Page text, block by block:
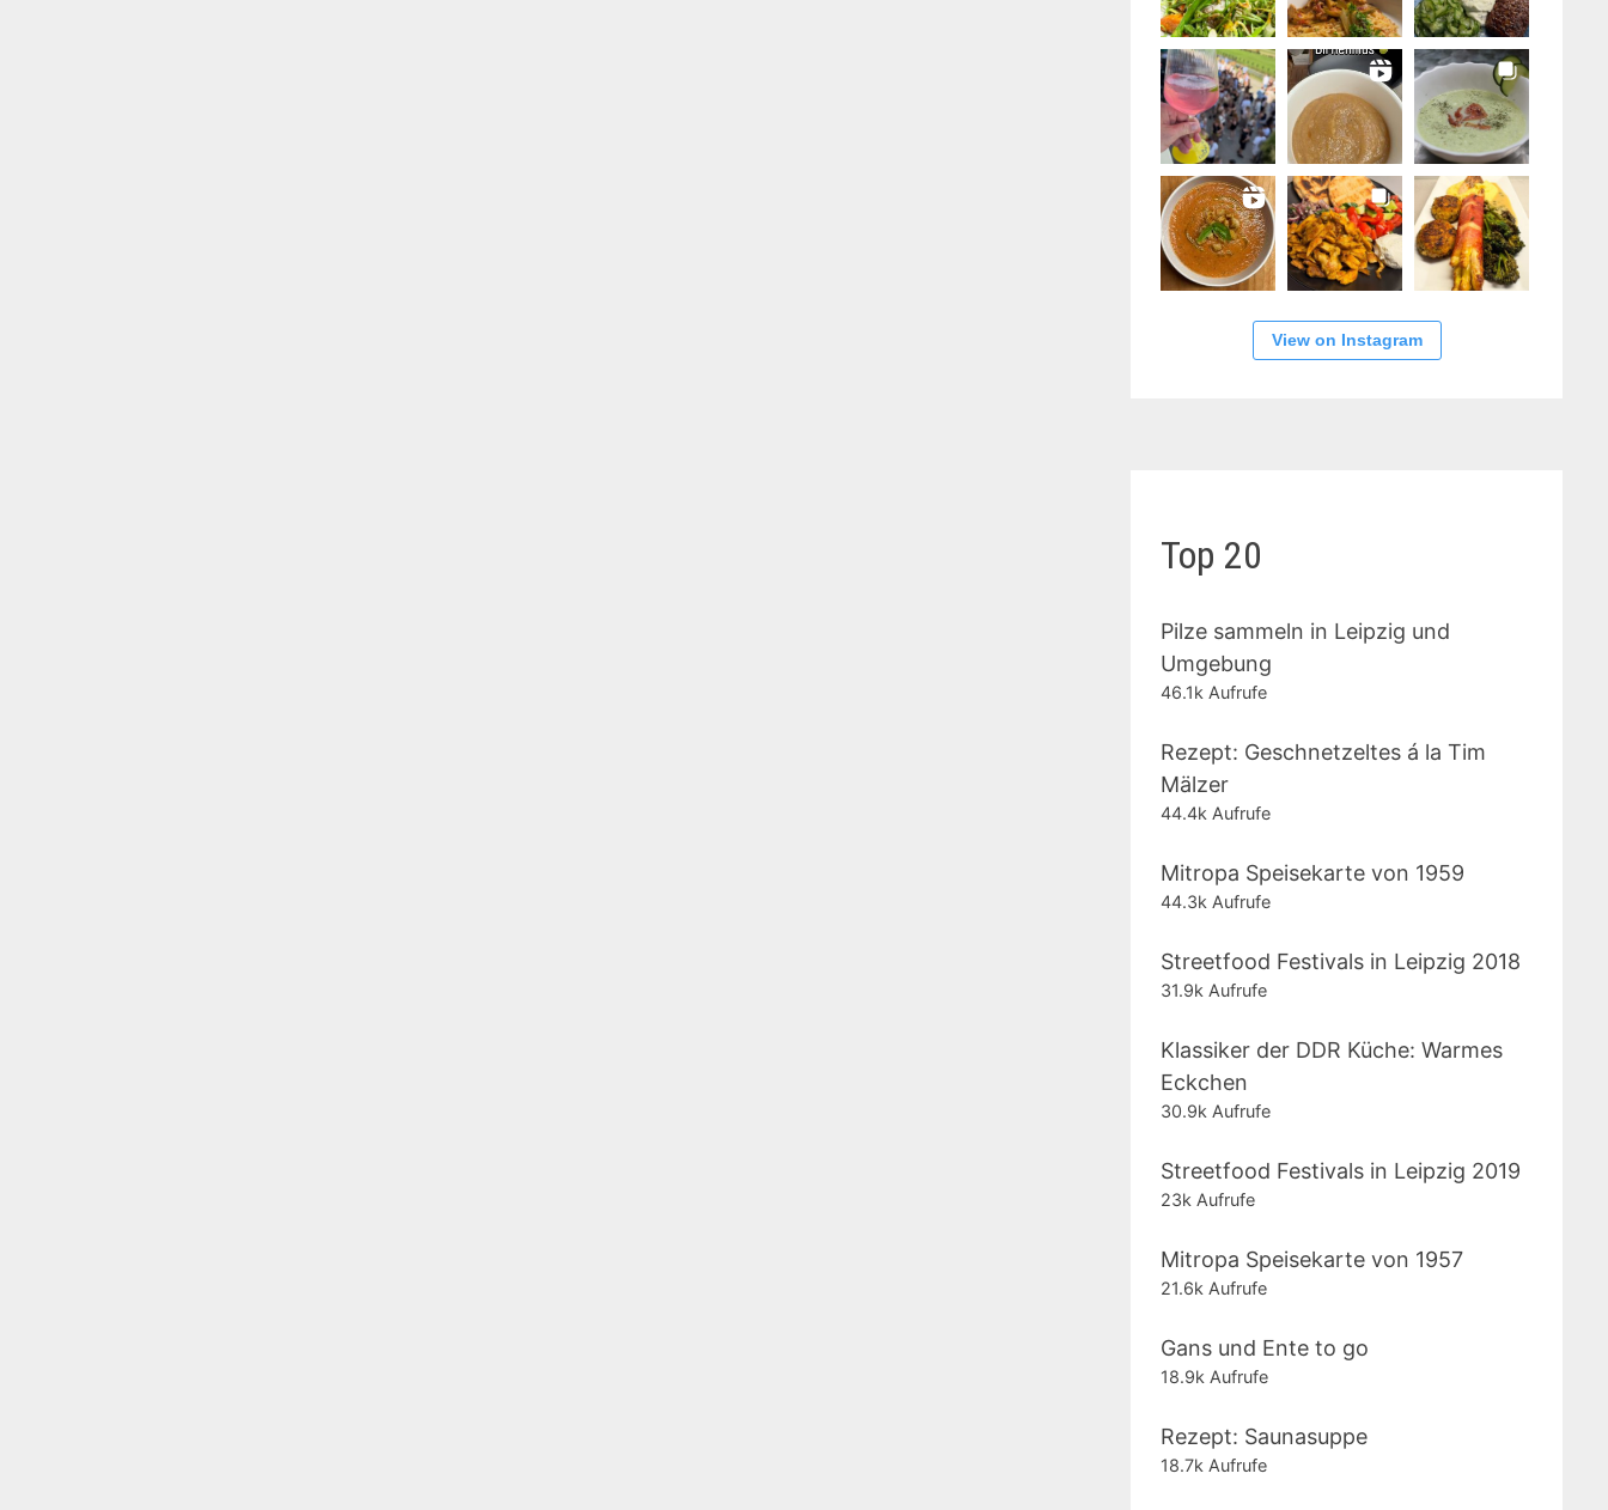
View on Instagram
Top 20
Pilze sammeln in Leipzig und
Umgebung
46.1k Aufrufe
Rezept: Geschnetzeltes á la Tim
Mälzer
44.4k Aufrufe
Mitropa Speisekarte von 1959
44.3k Aufrufe
Streetfood Festivals in Leipzig 2018
31.9k Aufrufe
Klassiker der DDR Küche: Warmes
Eckchen
30.9k Aufrufe
Streetfood Festivals in Leipzig 2019
23k Aufrufe
Mitropa Speisekarte von 1957
21.6k Aufrufe
Gans und Ente to go
18.9k Aufrufe
Rezept: Saunasuppe
18.7k Aufrufe